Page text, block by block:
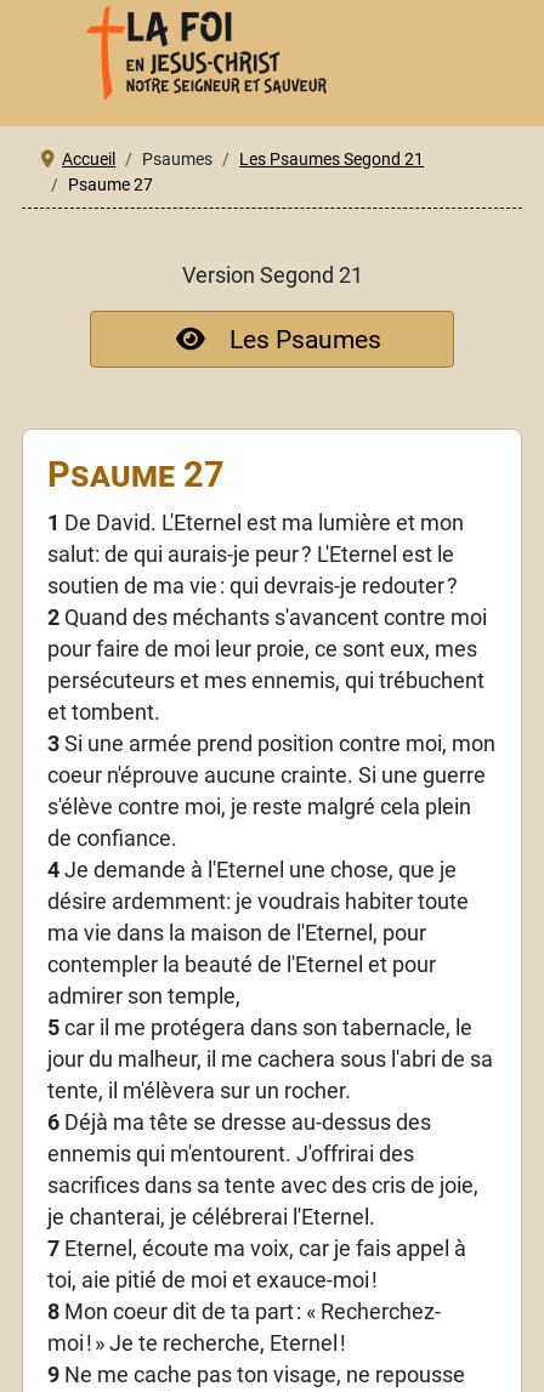
Accueil Psaumes
Les Psaumes Segond 21
Psaume 27
Version Segond 21
Les Psaumes
Psaume 27
1 De David. L'Eternel est ma lumière et mon
salut: de qui aurais-je peur? L'Eternel est le
soutien de ma vie : qui devrais-je redouter?
2Quand des méchants s'avancent contre moi
pour faire de moi leur proie, ce sont eux, mes
persécuteurs et mes ennemis, qui trébuchent
et tombent.
3Si une armée prend position contre moi, mon
coeur n'éprouve aucune crainte. Si une guerre
s'élève contre moi, je reste malgré cela plein
de confiance.
4Je demande à l'Eternel une chose, que je
désire ardemment: je voudrais habiter toute
ma vie dans la maison de l'Eternel, pour
contempler la beauté de l'Eternel et pour
admirer son temple,
5car il me protégera dans son tabernacle, le
jour du malheur, il me cachera sous l'abri de sa
tente, il m'élèvera sur un rocher.
6Déjà ma tête se dresse au-dessus des
ennemis qui m'entourent. J'offrirai des
sacrifices dans sa tente avec des cris de joie,
je chanterai, je célébrerai l'Eternel.
7Eternel, écoute ma voix, car je fais appel à
toi, aie pitié de moi et exauce-moi !
8Mon coeur dit de ta part: « Recherchez-
moi ! » Je te recherche, Eternel !
9Ne me cache pas ton visage, ne repousse